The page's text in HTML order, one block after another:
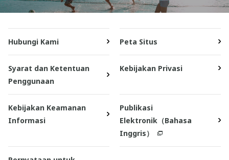
Hubungi Kami Peta Situs
Syarat dan Ketentuan
Penggunaan
Kebijakan Privasi
Kebijakan Keamanan
Informasi
Publikasi
Elektronik（Bahasa
Inggris）